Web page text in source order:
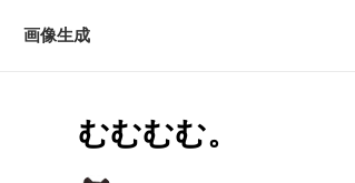
画像生成
むむむむ。